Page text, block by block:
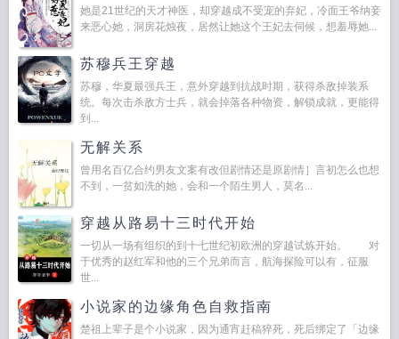
她是21世纪的天才神医，却穿越成不受宠的弃妃，冷面王爷纳妾
来恶心她，洞房花烛夜，居然让她这个王妃去伺候，想羞辱她...
苏穆兵王穿越
苏穆，华夏最强兵王，意外穿越到抗战时期，获得杀敌掉装系
统。每次击杀敌方士兵，就会掉落各种物资，解锁成就，更能得
到...
无解关系
曾用名百亿合约男友文案有改但剧情还是原剧情］言初怎么也想
不到，一贫如洗的她，会和一个陌生男人，莫名...
穿越从路易十三时代开始
一切从一场有组织的到十七世纪初欧洲的穿越试炼开始。 对
于优秀的赵红军和他的三个兄弟而言，航海探险可以有，征服
世...
小说家的边缘角色自救指南
楚祖上辈子是个小说家，因为通宵赶稿猝死，死后绑定了「边缘